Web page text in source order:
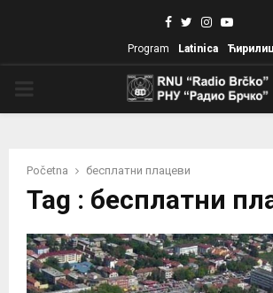
Facebook
TwitterInstagram
Youtube
Program Latinica
Početna бесплатни плацеви
Tag : бесплатни